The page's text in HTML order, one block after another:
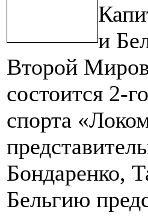
и
Второй
состоится 2-
спорта
Бондаренко,
Бельгию